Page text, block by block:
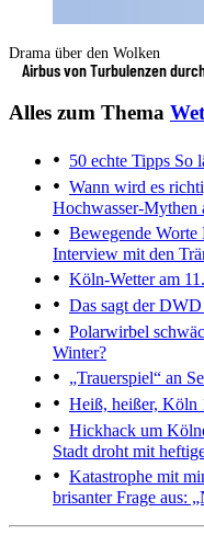
Drama über den Wolken
Airbus von Turbulenzen
Alles zum Thema
50 echte Tipps So
Wann wird es
Hochwasser-Mythen
Bewegende Worte
Interview mit den
Köln-Wetter am
Das sagt der DWD
Polarwirbel
Winter?
„Trauerspiel“ an
Heiß, heißer, Köln
Hickhack um
Stadt droht mit
Katastrophe mit
brisanter Frage aus: